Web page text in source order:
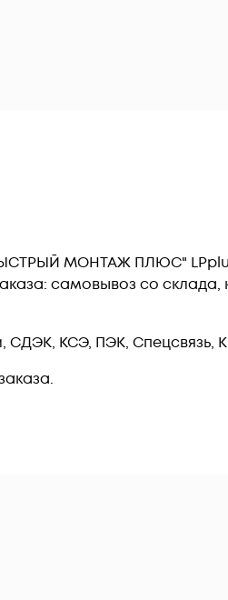
МОНТАЖ ПЛЮС"
самовывоз со склада,
СДЭК, КСЭ, ПЭК, Спецсвязь,